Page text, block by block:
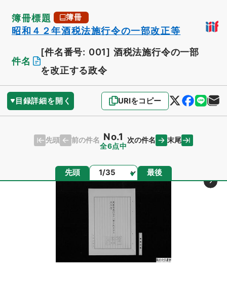
簿冊標題 簿冊
昭和４２年酒税法施行令の一部改正等
件名
[件名番号: 001] 酒税法施行令の一部
を改正する政令
目録詳細を開く URIをコピー
先頭 前の件名 No.1
全6点中
次の件名 末尾
先頭 ページ 最後